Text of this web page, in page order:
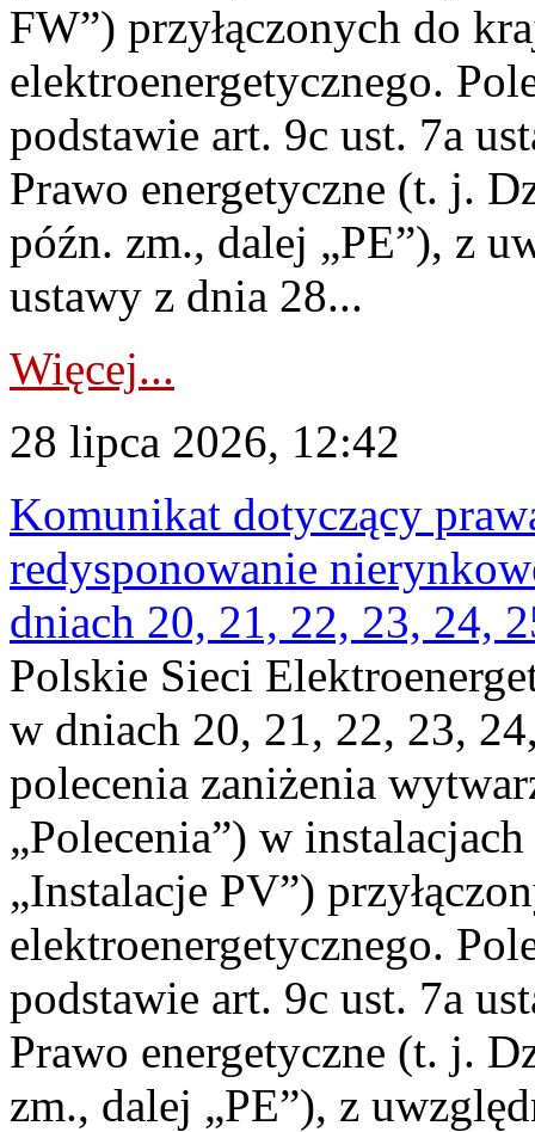
FW”) przyłączonych do
elektroenergetycznego.
podstawie art. 9c ust. 7a
Prawo energetyczne (t. j.
późn. zm., dalej „PE”), z
ustawy z dnia 28...
Więcej...
28 lipca 2026, 12:42
Komunikat dotyczący
redysponowanie
dniach 20, 21, 22, 23, 24,
Polskie Sieci
w dniach 20, 21, 22, 23,
polecenia zaniżenia
„Polecenia”) w
„Instalacje PV”)
elektroenergetycznego.
podstawie art. 9c ust. 7a
Prawo energetyczne (t. j.
zm., dalej „PE”), z